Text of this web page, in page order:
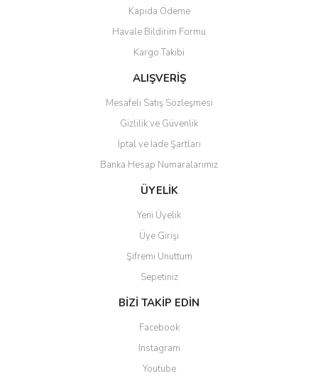
Ürün fiyatı diğer sitelerden daha pahalı.
Bu ürüne benzer farklı alternatifler olmalı.
Gönder
Kapıda Ödeme
Havale Bildirim Formu
Kargo Takibi
ALIŞVERİŞ
Mesafeli Satış Sözleşmesi
Gizlilik ve Güvenlik
İptal ve İade Şartları
Banka Hesap Numaralarımız
ÜYELİK
Yeni Üyelik
Üye Girişi
Şifremi Unuttum
Sepetiniz
BİZİ TAKİP EDİN
Facebook
Instagram
Youtube